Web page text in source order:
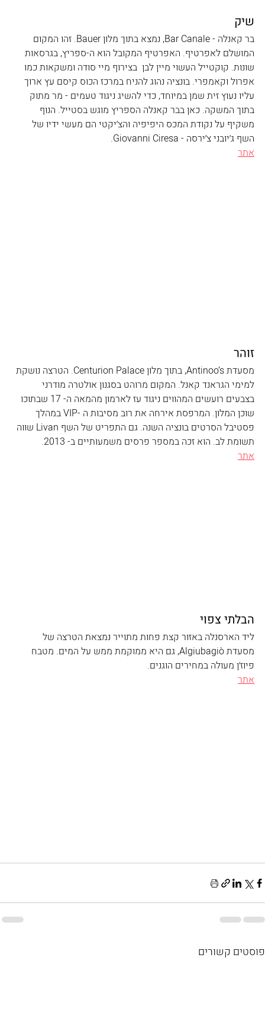
שיק
בר קאנלה - Bar Canale, נמצא בתוך מלון Bauer. זהו המקום
המושלם לאפרטיף. האפרטיף המקובל הוא ה-ספריץ, בגרסאות
שונות. קוקטייל העשוי מיין לבן  בצירוף מיי סודה ומשקאות כמו
אפרול וקאמפרי. בונציה נהוג להניח במרכז הכוס קיסם עץ ארוך
עליו נעוץ זית שמן במיוחד, כדי להשיג ניגוד טעמים - מר מתוק
בתוך המשקה. כאן בבר קאנלה הספריץ מוגש בסטייל. הנוף
משקיף על נקודת המכס היפיפיה והצ׳יקטי הם מעשי ידיו של
השף ג׳יובני צ׳ירסה - Giovanni Ciresa.
אתר
זוהר
מסעדת Antinoo’s, בתוך מלון Centurion Palace. הטרצה נושקת
למימי הגראנד קאנל. המקום מרוהט בסגנון אולטרה מודרני
בצבעים רועשים המהווים ניגוד עז לארמון מהמאה ה- 17 שבתוכו
שוכן המלון. המרפסת אירחה את רוב מסיבות ה -VIP במהלך
פסטיבל הסרטים בונציה השנה. גם התפריט של השף Livan שווה
תשומת לב. הוא זכה במספר פרסים משמעותיים ב- 2013.
אתר
הבלתי צפוי
ליד הארסנלה באזור קצת פחות מתוייר נמצאת הטרצה של
מסעדת Algiubagiò, גם היא ממוקמת ממש על המים. מטבח
פיוז׳ן מעולה במחירים הוגנים.
אתר
פוסטים קשורים